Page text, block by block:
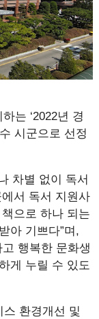
는 ‘2022년 경
시군으로 선정
차별 없이 독서
서 독서 지원사
으로 하나 되는
아 기쁘다”며,
행복한 문화생
게 누릴 수 있도
스 환경개선 및